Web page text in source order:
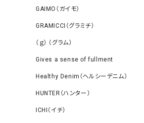
GAIMO（ガイモ）
GRAMICCI（グラミチ）
（ｇ） （グラム）
Gives a sense of fullment
Healthy Denim（ヘルシーデニム）
HUNTER（ハンター）
ICHI（イチ）